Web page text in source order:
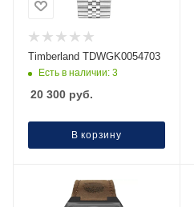
Timberland TDWGK0054703
Есть в наличии: 3
20 300 руб.
В корзину